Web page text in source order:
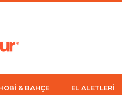
& BAHÇE EL ALETLERİ